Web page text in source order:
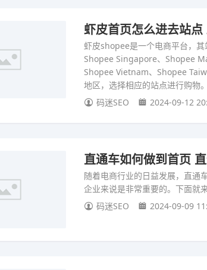
虾皮首页怎么进去站
虾皮shopee是一个电商平台，
Shopee Singapore、Shopee
Shopee Vietnam、Shopee
地区，选择相应的站点进行购物。
码迷SEO
2024-09-12
直通车如何做到首页
随着电商行业的日益发展，直通
企业来说是非常重要的。下面就
码迷SEO
2024-09-09